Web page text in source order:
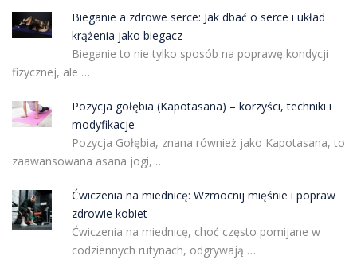
Bieganie a zdrowe serce: Jak dbać o serce i układ
krążenia jako biegacz
Bieganie to nie tylko sposób na poprawę kondycji
fizycznej, ale …
Pozycja gołębia (Kapotasana) – korzyści, techniki i
modyfikacje
Pozycja Gołębia, znana również jako Kapotasana, to
zaawansowana asana jogi, …
Ćwiczenia na miednicę: Wzmocnij mięśnie i popraw
zdrowie kobiet
Ćwiczenia na miednicę, choć często pomijane w
codziennych rutynach, odgrywają …